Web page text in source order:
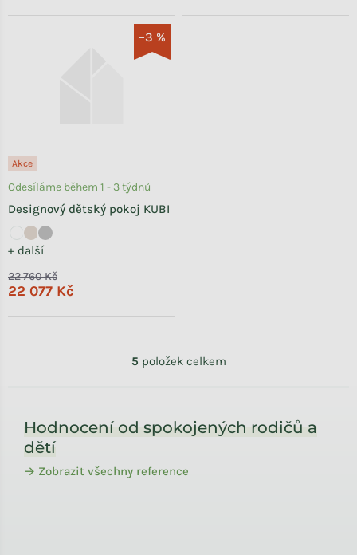
–3 %
Akce
Designový dětský pokoj KUBI
+ další
Odesíláme během 1 - 3 týdnů
22 760 Kč
22 077 Kč
5 položek celkem
Hodnocení od spokojených rodičů a
dětí
→ Zobrazit všechny reference